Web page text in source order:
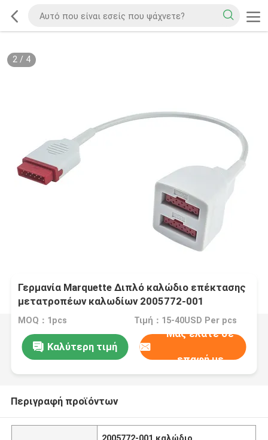
2/ 4
Γερμανία Marquette Διπλό καλώδιο επέκτασης
μετατροπέων καλωδίων 2005772-001
2103966-001 11pin προσαρμοστών IBP
MOQ：1pcs Τιμή：15-40USD Per pcs
Καλύτερη τιμή
Μας ελάτε σε
επαφή με
Περιγραφή προϊόντων
2005772-001 καλώδιο